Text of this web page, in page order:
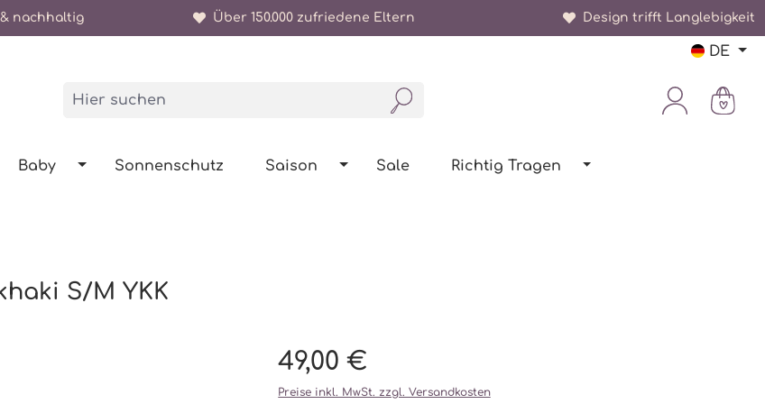
nachhaltig Über 150.000 zufriedene Eltern Design trifft Langlebigkeit
DE
Baby Sonnenschutz Saison Sale Richtig Tragen
S/M YKK
49,00 €
Preise inkl. MwSt. zzgl. Versandkosten